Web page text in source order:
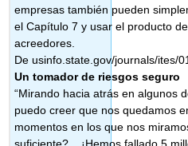
empresas también pueden
el Capítulo 7 y usar el producto
acreedores.
De usinfo.state.gov/journals/ites/
Un tomador de riesgos seguro
“Mirando hacia atrás en algunos
puedo creer que nos quedamos
momentos en los que nos